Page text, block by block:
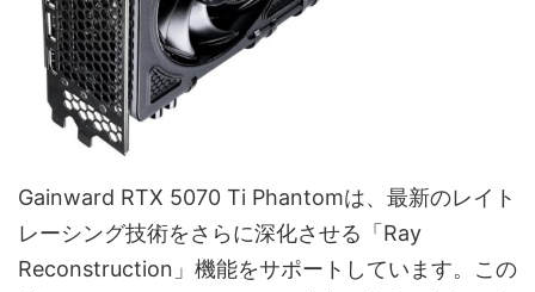
Gainward RTX 5070 Ti Phantomは、最新のレイト
レーシング技術をさらに深化させる「Ray
Reconstruction」機能をサポートしています。この